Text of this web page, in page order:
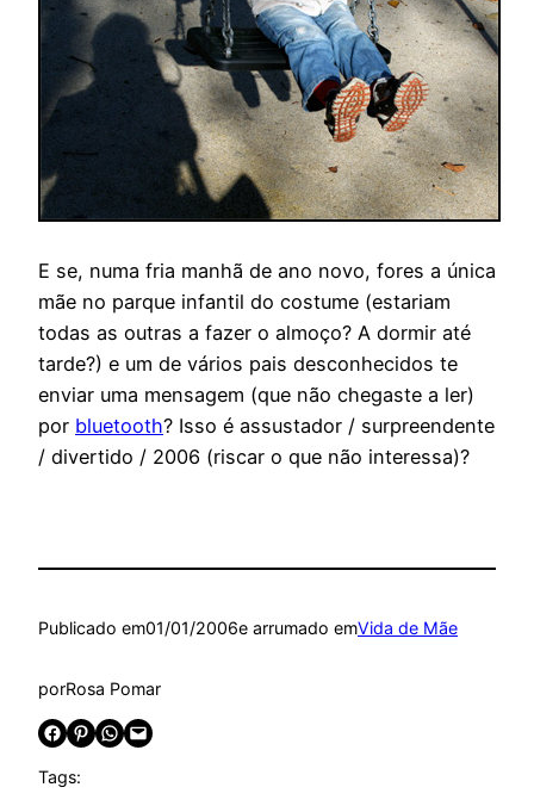
E se, numa fria manhã de ano novo, fores a única
mãe no parque infantil do costume (estariam
todas as outras a fazer o almoço? A dormir até
tarde?) e um de vários pais desconhecidos te
enviar uma mensagem (que não chegaste a ler)
por bluetooth? Isso é assustador / surpreendente
/ divertido / 2006 (riscar o que não interessa)?
Publicado em01/01/2006e arrumado emVida de Mãe
porRosa Pomar
Share on Facebook Share on Pinterest Share on WhatsApp Email this Page
Tags: